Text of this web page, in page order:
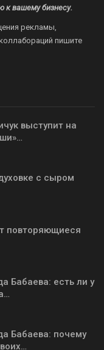
к вашему бизнесу.
рекламы,
пишите
выступит на
с сыром
повторяющиеся
Бабаева: есть ли у
Бабаева: почему